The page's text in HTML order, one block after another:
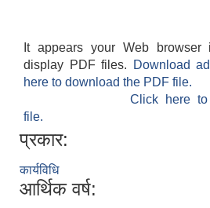
It appears your Web
display PDF files.
Download
here to download the PDF file.
Click here
file.
प्रकार:
कार्यविधि
आर्थिक वर्ष: